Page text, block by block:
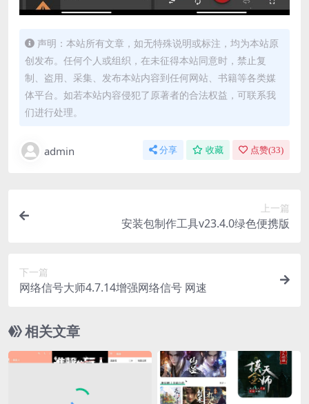
声明：本站所有文章，如无特殊说明或标注，均为本站原
创发布。任何个人或组织，在未征得本站同意时，禁止复
制、盗用、采集、发布本站内容到任何网站、书籍等各类媒
体平台。如若本站内容侵犯了原著者的合法权益，可联系我
们进行处理。
admin 分享 收藏 点赞(33)
上一篇
安装包制作工具v23.4.0绿色便携版
下一篇
网络信号大师4.7.14增强网络信号 网速
相关文章